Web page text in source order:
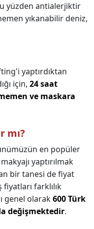
yüzden antialerjiktir
yıkanabilir deniz,
yaptırdıktan
için, 24 saat
ve maskara
mı?
en popüler
yaptırılmak
bir tanesi de fiyat
fiyatları farklılık
genel olarak600 Türk
değişmektedir.